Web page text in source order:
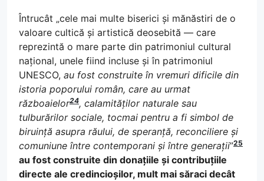
Întrucât „cele mai multe biserici și mănăstiri de o
valoare cultică și artistică deosebită — care
reprezintă o mare parte din patrimoniul cultural
național, unele fiind incluse și în patrimoniul
UNESCO, au fost construite în vremuri dificile din
istoria poporului român, care au urmat
războaielor24, calamităților naturale sau
tulburărilor sociale, tocmai pentru a fi simbol de
biruință asupra răului, de speranță, reconciliere și
comuniune între contemporani și între generații”25
au fost construite din donațiile și contribuțiile
directe ale credincioșilor, mult mai săraci decât